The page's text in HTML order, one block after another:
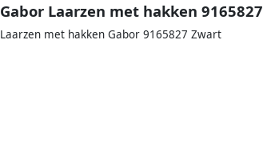
Gabor Laarzen met hakken 9165827
Laarzen met hakken Gabor 9165827 Zwart